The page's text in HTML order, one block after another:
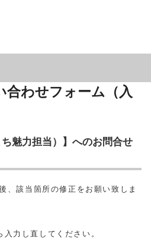
合わせフォーム（入
ち魅力担当）】へのお問合せ
、該当箇所の修正をお願い致しま
力し直してください。